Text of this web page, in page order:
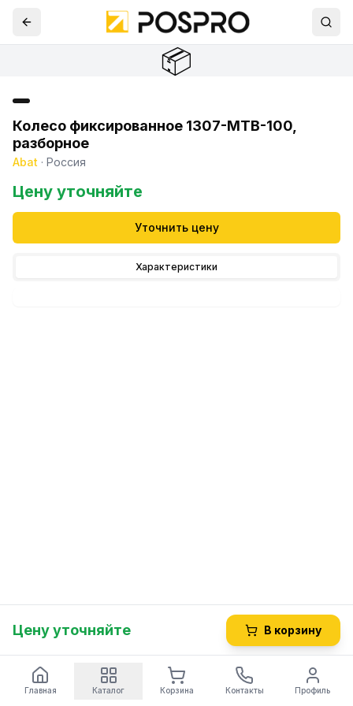
📦
Колесо фиксированное 1307-МТВ-100,
разборное
Abat · Россия
Цену уточняйте
Уточнить цену
Характеристики
Цену уточняйте В корзину
Главная Каталог Корзина Контакты Профиль